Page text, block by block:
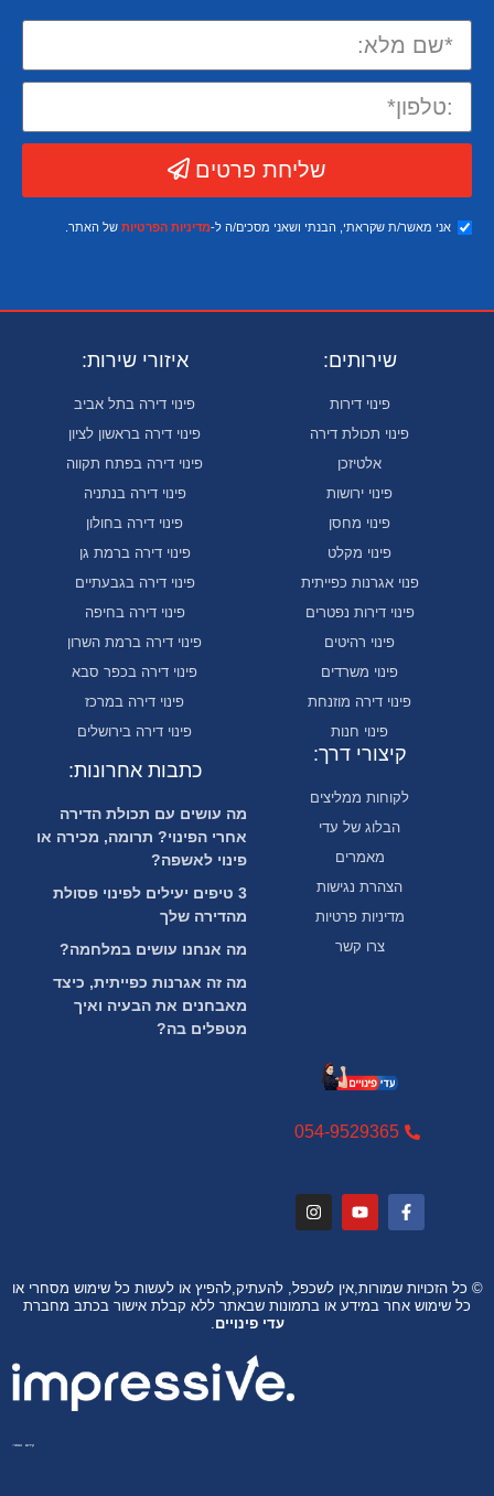
אני מאשר/ת שקראתי, הבנתי ושאני מסכים/ה ל-מדיניות הפרטיות של האתר.
שליחת פרטים
שירותים:
פינוי דירות
פינוי תכולת דירה
אלטיזכן
פינוי ירושות
פינוי מחסן
פינוי מקלט
פנוי אגרנות כפייתית
פינוי דירות נפטרים
פינוי רהיטים
פינוי משרדים
פינוי דירה מוזנחת
פינוי חנות
איזורי שירות:
פינוי דירה בתל אביב
פינוי דירה בראשון לציון
פינוי דירה בפתח תקווה
פינוי דירה בנתניה
פינוי דירה בחולון
פינוי דירה ברמת גן
פינוי דירה בגבעתיים
פינוי דירה בחיפה
פינוי דירה ברמת השרון
פינוי דירה בכפר סבא
פינוי דירה במרכז
פינוי דירה בירושלים
קיצורי דרך:
לקוחות ממליצים
הבלוג של עדי
מאמרים
הצהרת נגישות
מדיניות פרטיות
צרו קשר
כתבות אחרונות:
מה עושים עם תכולת הדירה
אחרי הפינוי? תרומה, מכירה או
פינוי לאשפה?
3 טיפים יעילים לפינוי פסולת
מהדירה שלך
מה אנחנו עושים במלחמה?
מה זה אגרנות כפייתית, כיצד
מאבחנים את הבעיה ואיך
מטפלים בה?
054-9529365
© כל הזכויות שמורות,אין לשכפל, להעתיק,להפיץ או לעשות כל שימוש מסחרי או
כל שימוש אחר במידע או בתמונות שבאתר ללא קבלת אישור בכתב מחברת
עדי פינויים
קידום האתר: